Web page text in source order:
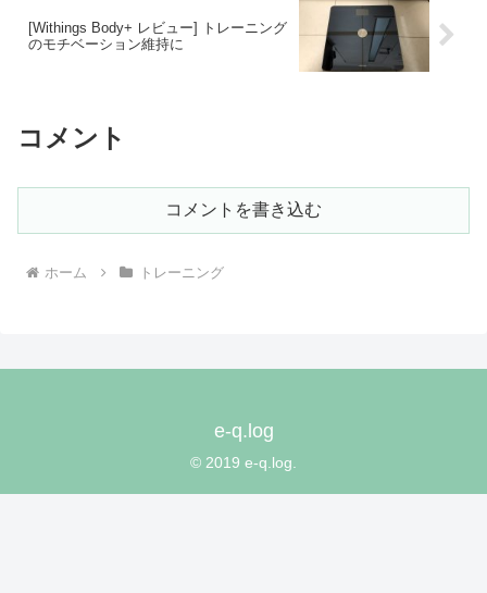
[Withings Body+ レビュー] トレーニング
のモチベーション維持に
コメント
コメントを書き込む
ホーム トレーニング
e-q.log
© 2019 e-q.log.